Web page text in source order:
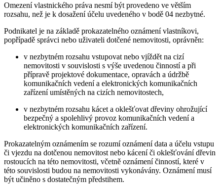
Omezení vlastnického práva nesmí být provedeno ve větším
rozsahu, než je k dosažení účelu uvedeného v bodě 04 nezbytné.
Podnikatel je na základě prokazatelného oznámení vlastníkovi,
popřípadě správci nebo uživateli dotčené nemovitosti, oprávněn:
v nezbytném rozsahu vstupovat nebo vjíždět na cizí
nemovitosti v souvislosti s výše uvedenou činností a při
přípravě projektové dokumentace, opravách a údržbě
komunikačních vedení a elektronických komunikačních
zařízení umístěných na cizích nemovitostech,
v nezbytném rozsahu kácet a oklešťovat dřeviny ohrožující
bezpečný a spolehlivý provoz komunikačních vedení a
elektronických komunikačních zařízení.
Prokazatelným oznámením se rozumí oznámení data a účelu vstupu
či vjezdu na dotčenou nemovitost nebo kácení či oklešťování dřevin
rostoucích na této nemovitosti, včetně oznámení činností, které v
této souvislosti budou na nemovitosti vykonávány. Oznámení musí
být učiněno s dostatečným předstihem.